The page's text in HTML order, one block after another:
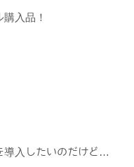
入品！
導入したいのだけど…